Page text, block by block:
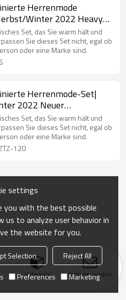
Herrenmode
Winter 2022 Heavy
Männer lockerer
Cardigan-Sweatsuit mit
für Herren
Set, das Sie warm hält und
Sie dieses Set nicht, egal ob
oder eine Marke sind.
Herrenmode-Set|
2022 Neuer
Trainingsanzug| Männer
Sweatsuit ohne Kapuze
seitlichen
Set, das Sie warm hält und
Sie dieses Set nicht, egal ob
oder eine Marke sind.
120
Kategorie Anfrage senden
settings
you with the best possible
us to analyze user behavior in
the website for you.
Selection
Reject All
Preferences Marketing